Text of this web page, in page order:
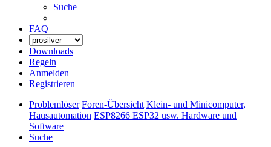
Suche
FAQ
Downloads
Regeln
Anmelden
Registrieren
Problemlöser Foren-Übersicht Klein- und Minicomputer,
Hausautomation ESP8266 ESP32 usw. Hardware und
Software
Suche